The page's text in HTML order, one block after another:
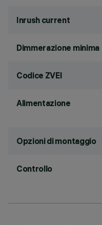
Inrush current
Dimmerazione minima
Codice ZVEI
Alimentazione
Opzioni di montaggio
Controllo